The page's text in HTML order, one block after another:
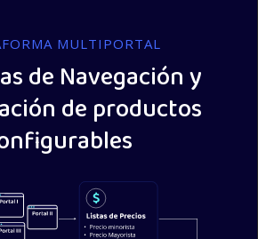
MULTIPORTAL
de Navegación y
de productos